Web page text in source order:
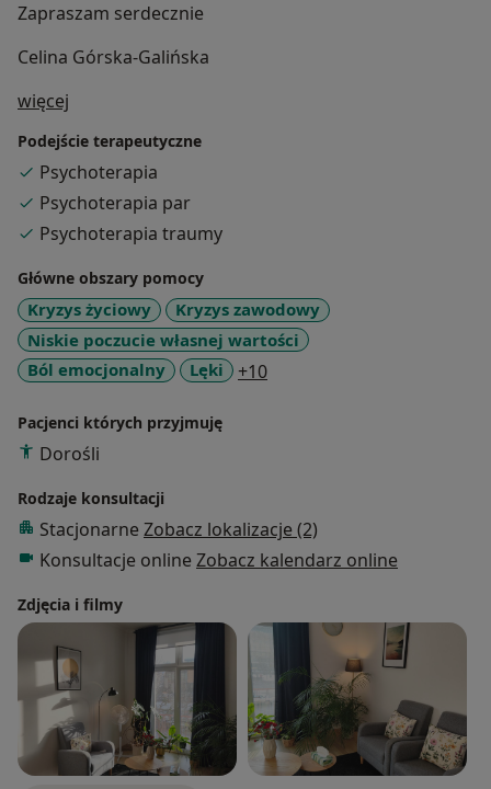
Zapraszam serdecznie
Celina Górska-Galińska
więcej
Podejście terapeutyczne
Psychoterapia
Psychoterapia par
Psychoterapia traumy
Główne obszary pomocy
Kryzys życiowy
Kryzys zawodowy
Niskie poczucie własnej wartości
Ból emocjonalny
Lęki +10a11y_sr_more_diseases
Pacjenci których przyjmuję
Dorośli
Rodzaje konsultacji
Stacjonarne Zobacz lokalizacje (2)
Konsultacje online Zobacz kalendarz online
Zdjęcia i filmy